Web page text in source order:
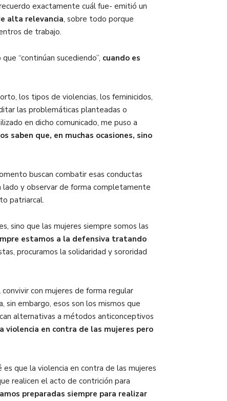
exactamente cuál fue- emitió un
alta relevancia, sobre todo porque
de trabajo.
“continúan sucediendo”, cuando es
los tipos de violencias, los feminicidos,
las problemáticas planteadas o
en dicho comunicado, me puso a
saben que, en muchas ocasiones, sino
buscan combatir esas conductas
lado y observar de forma completamente
patriarcal.
sino que las mujeres siempre somos las
estamos a la defensiva tratando
procuramos la solidaridad y sororidad
con mujeres de forma regular
embargo, esos son los mismos que
alternativas a métodos anticonceptivos
violencia en contra de las mujeres pero
que la violencia en contra de las mujeres
realicen el acto de contrición para
preparadas siempre para realizar